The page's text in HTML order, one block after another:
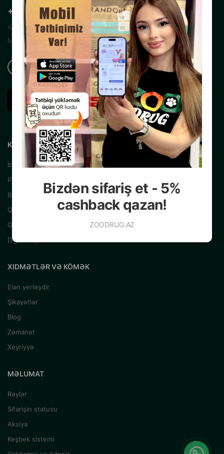
Bizdən sifariş et - 5%
cashback qazan!
ZOODRUG.AZ
+99450 200 35 13
Azərbaycanın Mərkəzi İnternet Zoo
Mağazası
KATALOQ
İtlər üçün
Pişiklər üçün
Balıqlar üçün
Quşlar üçün
Gəmiricilər üçün
Digər Heyvanlar
XIDMƏTLƏR VƏ KÖMƏK
Elan yerləşdir
Şikayətlər
Blog
Zəmanət
Xeyriyyə
MƏLUMAT
Rəylər
Sifarişin statusu
Aksiya
Keşbek sistemi